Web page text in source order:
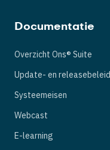
Documentatie
Overzicht Ons® Suite
Update- en releasebeleid
Systeemeisen
Webcast
E-learning